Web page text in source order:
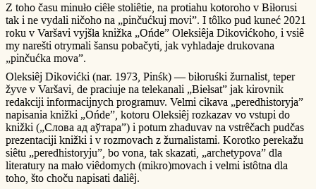
Z toho času minuło ciêłe stoliêtie, na protiahu kotoroho v Biłorusi
tak i ne vydali ničoho na „pinčućkuj movi”. I tôlko pud kuneć 2021
roku v Varšavi vyjšła knižka „Ońde” Oleksiêja Dikovićkoho, i vsiê
my narešti otrymali šansu pobačyti, jak vyhladaje drukovana
„pinčućka mova”.
Oleksiêj Dikovićki (nar. 1973, Pinśk) — biłoruśki žurnalist, teper
žyve v Varšavi, de praciuje na telekanali „Biełsat” jak kirovnik
redakciji informacijnych programuv. Velmi cikava „peredhistoryja”
napisania knižki „Ońde”, kotoru Oleksiêj rozkazav vo vstupi do
knižki („Слова ад аўтара”) i potum zhaduvav na vstrêčach pudčas
prezentaciji knižki i v rozmovach z žurnalistami. Korotko perekažu
siêtu „peredhistoryju”, bo vona, tak skazati, „archetypova” dla
literatury na mało viêdomych (mikro)movach i velmi istôtna dla
toho, što choču napisati daliêj.